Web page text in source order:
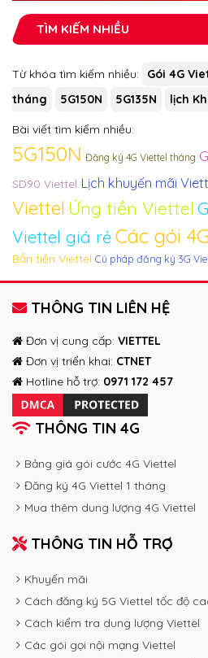
TÌM KIẾM NHIỀU
Từ khóa tìm kiếm nhiều: Gói 4G
tháng
5G150N 5G135N lịch
Bài viết tìm kiếm nhiều:
5G150N Đăng ký 4G Viettel tháng
SD90 Viettel Lịch khuyến mãi
Viettel Ứng tiền Viettel
Viettel giá rẻ Các gói
Bắn tiền Viettel Cú pháp đăng ký 3G
THÔNG TIN LIÊN HỆ
Đơn vị cung cấp: VIETTEL
Đơn vị triển khai: CTNET
Hotline hỗ trợ: 0971 172 457
THÔNG TIN 4G
Bảng giá gói cước 4G Viettel
Đăng ký 4G Viettel 1 tháng
Mua thêm dung lượng 4G Viettel
THÔNG TIN HỖ TRỢ
Khuyến mãi
Cách đăng ký 5G Viettel tốc độ
Cách kiểm tra dung lượng Viettel
Các gói gọi nội mạng Viettel